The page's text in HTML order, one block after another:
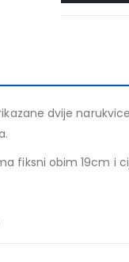
dvije
fiksni obim 19cm i